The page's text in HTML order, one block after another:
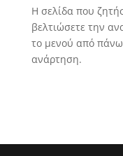
Η σελίδα που
βελτιώσετε την
το μενού από πάνω
ανάρτηση.